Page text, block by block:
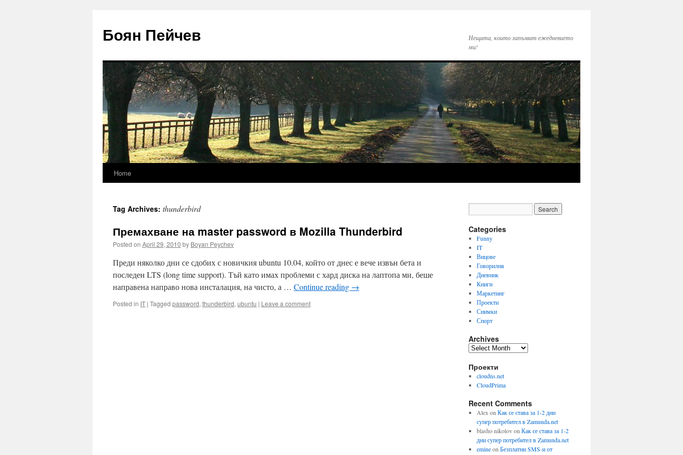
Боян Пейчев
Нещата, които запълват ежедневието
ми!
Skip
content
Home
Tag Archives: thunderbird
Премахване на master password в Mozilla Thunderbird
Posted on April 29, 2010 by Boyan Peychev
Преди няколко дни се сдобих с новичкия ubuntu 10.04, който от днес е вече извън бета и
последен LTS (long time support). Тъй като имах проблеми с хард диска на лаптопа ми, беше
направена направо нова инсталация, на чисто, а … Continue reading →
Posted in IT | Tagged password, thunderbird, ubuntu | Leave a comment
Categories
Funny
IT
Вицове
Говорилня
Дневник
Книги
Маркетинг
Проекти
Снимки
Спорт
Archives
Archives
Проекти
cloudns.net
CloudPrima
Recent Comments
Alex on Как се става за 1-2 дни
супер потребител в Zamunda.net
blasho nikolovon Как се става за 1-2
дни супер потребител в Zamunda.net
emineon Безплатни SMS-и от